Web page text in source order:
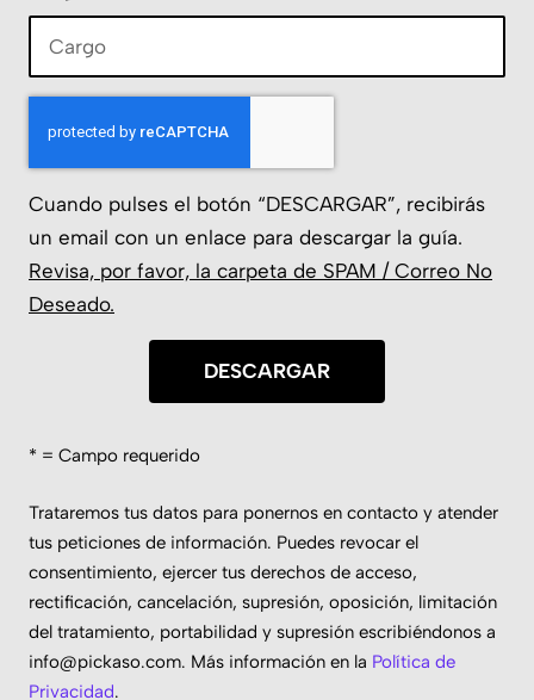
Cuando pulses el botón “DESCARGAR”, recibirás
un email con un enlace para descargar la guía.
Revisa, por favor, la carpeta de SPAM / Correo No
Deseado.
DESCARGAR
* = Campo requerido
Trataremos tus datos para ponernos en contacto y atender
tus peticiones de información. Puedes revocar el
consentimiento, ejercer tus derechos de acceso,
rectificación, cancelación, supresión, oposición, limitación
del tratamiento, portabilidad y supresión escribiéndonos a
info@pickaso.com. Más información en la Política de
Privacidad.